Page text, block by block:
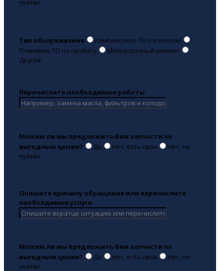
нужны
Тип обслуживания
Комплексное ТО (сезонное)
Плановое ТО по пробегу
Мелкосрочный ремонт
Другое
Перечислите необходимые работы
Можем ли мы предложить Вам запчасти по
выгодным ценам?
Да Нет, есть свои
Нет, не
нужны
Опишите причину обращения или перечислите
необходимые услуги
Можем ли мы предложить Вам запчасти по
выгодным ценам?
Да Нет, есть свои
Нет, не
нужны